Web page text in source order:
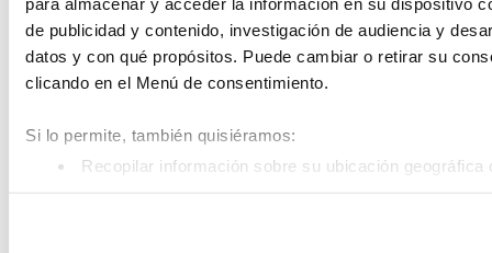
de publicidad y contenido, investigación de audiencia y
datos y con qué propósitos. Puede cambiar o retirar su
clicando en el Menú de consentimiento.
Si lo permite, también quisiéramos:
Recopilar información sobre su ubicación